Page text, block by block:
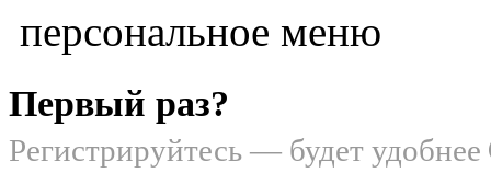
персональное меню
Первый раз?
Регистрируйтесь — будет удобнее